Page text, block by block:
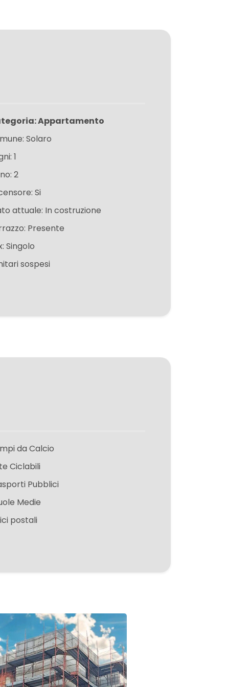
Appartamento
Solaro
1
2
Si
attuale: In costruzione
Presente
Singolo
sospesi
da Calcio
Ciclabili
Pubblici
Medie
postali